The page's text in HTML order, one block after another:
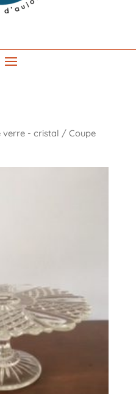
verre - cristal / Coupe